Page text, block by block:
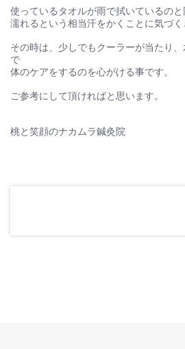
使っているタオルが雨で拭いているのと
濡れるという相当汗をかくことに気づく
その時は、少しでもクーラーが当たり
で
体のケアをするのを心がける事です。
ご参考にして頂ければと思います。
桃と笑顔のナカムラ鍼灸院